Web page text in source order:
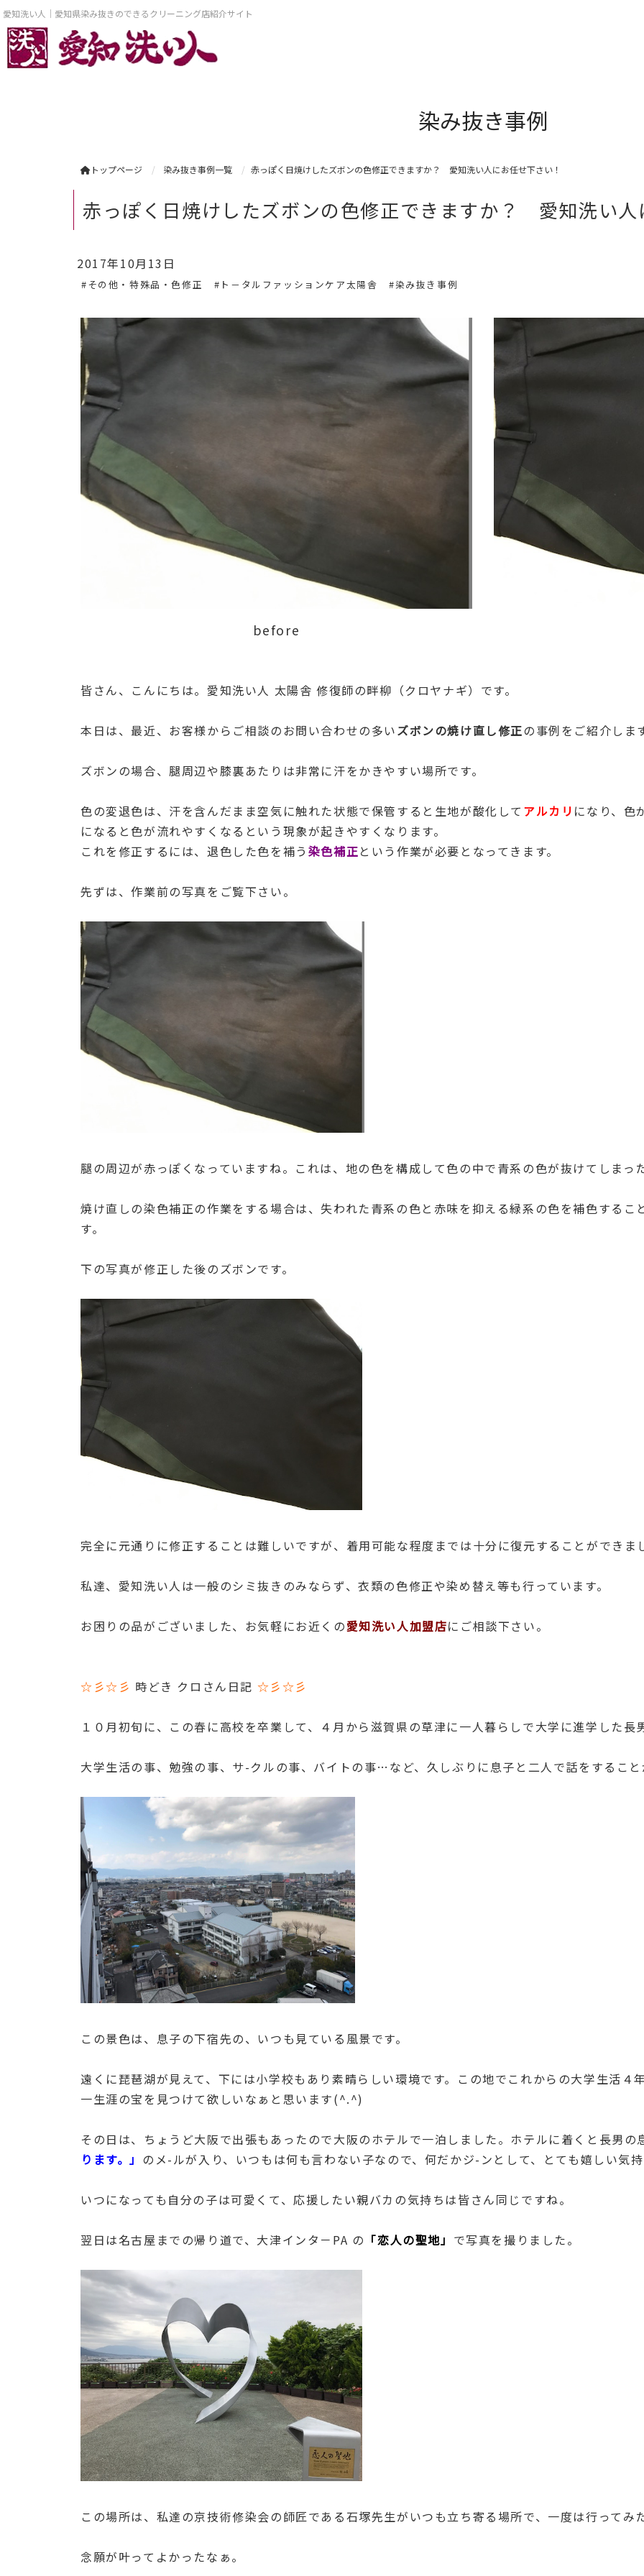
愛知洗い人｜愛知県染み抜きのできるクリーニング店紹介サイト
染み抜き事例
トップページ 染み抜き事例一覧 赤っぽく日焼けしたズボンの色修正できますか？ 愛知洗い人にお任せ下さい！
赤っぽく日焼けしたズボンの色修正できますか？ 愛知洗い人
2017年10月13日
#その他・特殊品・色修正 #ト－タルファッションケア太陽舎 #染み抜き事例
before
皆さん、こんにちは。愛知洗い人 太陽舎 修復師の畔柳（クロヤナギ）です。
本日は、最近、お客様からご相談のお問い合わせの多いズボンの焼け直し修正の事例をご紹介しま
ズボンの場合、腿周辺や膝裏あたりは非常に汗をかきやすい場所です。
色の変退色は、汗を含んだまま空気に触れた状態で保管すると生地が酸化して アルカリ になり、色
になると色が流れやすくなるという現象が起きやすくなります。
これを修正するには、退色した色を補う 染色補正という作業が必要となってきます。
先ずは、作業前の写真をご覧下さい。
腿の周辺が赤っぽくなっていますね。これは、地の色を構成して色の中で青系の色が抜けてしまっ
焼け直しの染色補正の作業をする場合は、失われた青系の色と赤味を抑える緑系の色を補色する
す。
下の写真が修正した後のズボンです。
完全に元通りに修正することは難しいですが、着用可能な程度までは十分に復元することができま
私達、愛知洗い人は一般のシミ抜きのみならず、衣類の色修正や染め替え等も行っています。
お困りの品がございました、お気軽にお近くの愛知洗い人加盟店にご相談下さい。
☆彡☆彡 時どき クロさん日記 ☆彡☆彡
１０月初旬に、この春に高校を卒業して、４月から滋賀県の草津に一人暮らしで大学に進学した長
大学生活の事、勉強の事、サ-クルの事、バイトの事…など、久しぶりに息子と二人で話をするこ
この景色は、息子の下宿先の、いつも見ている風景です。
遠くに琵琶湖が見えて、下には小学校もあり素晴らしい環境です。この地でこれからの大学生活４
一生涯の宝を見つけて欲しいなぁと思います(^.^)
その日は、ちょうど大阪で出張もあったので大阪のホテルで一泊しました。ホテルに着くと長男の
ります。」 のメ-ルが入り、いつもは何も言わない子なので、何だかジ-ンとして、とても嬉しい
いつになっても自分の子は可愛くて、応援したい親バカの気持ちは皆さん同じですね。
翌日は名古屋までの帰り道で、大津インタ－PA の 「恋人の聖地」 で写真を撮りました。
この場所は、私達の京技術修染会の師匠である石塚先生がいつも立ち寄る場所で、一度は行ってみ
念願が叶ってよかったなぁ。